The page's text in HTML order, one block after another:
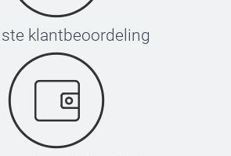
klantbeoordeling